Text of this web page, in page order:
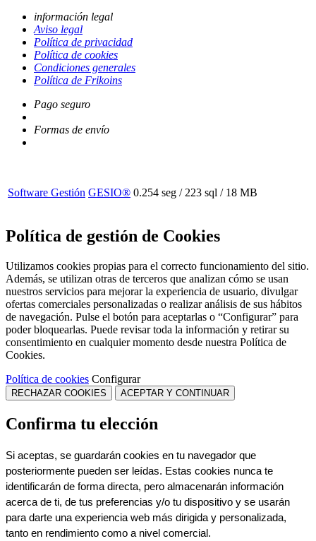
información legal
Aviso legal
Política de privacidad
Política de cookies
Condiciones generales
Política de Frikoins
Pago seguro
Formas de envío
Software Gestión GESIO® 0.254 seg / 223 sql / 18 MB
Política de gestión de Cookies
Utilizamos cookies propias para el correcto funcionamiento del sitio.
Además, se utilizan otras de terceros que analizan cómo se usan
nuestros servicios para mejorar la experiencia de usuario, divulgar
ofertas comerciales personalizadas o realizar análisis de sus hábitos
de navegación. Pulse el botón para aceptarlas o “Configurar” para
poder bloquearlas. Puede revisar toda la información y retirar su
consentimiento en cualquier momento desde nuestra Política de
Cookies.
Política de cookies Configurar
RECHAZAR COOKIES ACEPTAR Y CONTINUAR
Confirma tu elección
Si aceptas, se guardarán cookies en tu navegador que
posteriormente pueden ser leídas. Estas cookies nunca te
identificarán de forma directa, pero almacenarán información
acerca de ti, de tus preferencias y/o tu dispositivo y se usarán
para darte una experiencia web más dirigida y personalizada,
tanto en rendimiento como a nivel comercial.